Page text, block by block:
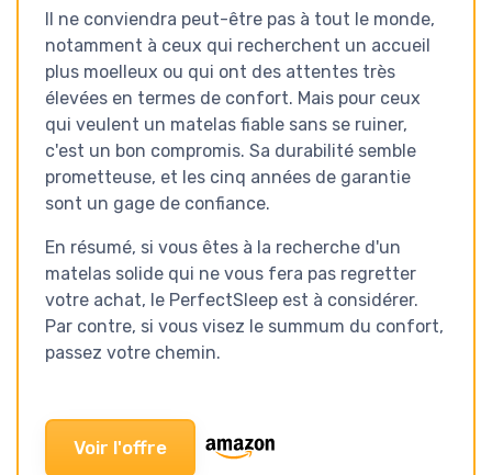
Il ne conviendra peut-être pas à tout le monde,
notamment à ceux qui recherchent un accueil
plus moelleux ou qui ont des attentes très
élevées en termes de confort. Mais pour ceux
qui veulent un matelas fiable sans se ruiner,
c'est un bon compromis. Sa durabilité semble
prometteuse, et les cinq années de garantie
sont un gage de confiance.
En résumé, si vous êtes à la recherche d'un
matelas solide qui ne vous fera pas regretter
votre achat, le PerfectSleep est à considérer.
Par contre, si vous visez le summum du confort,
passez votre chemin.
Voir l'offre